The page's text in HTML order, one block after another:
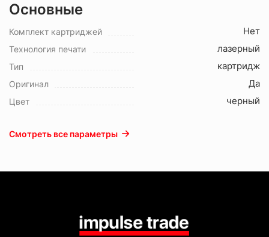
Основные
Комплект картриджей Нет
Технология печати лазерный
Тип картридж
Оригинал Да
Цвет черный
Смотреть все параметры